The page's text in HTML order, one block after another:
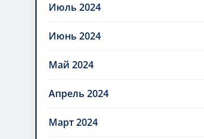
Июль 2024
Июнь 2024
Май 2024
Апрель 2024
Март 2024